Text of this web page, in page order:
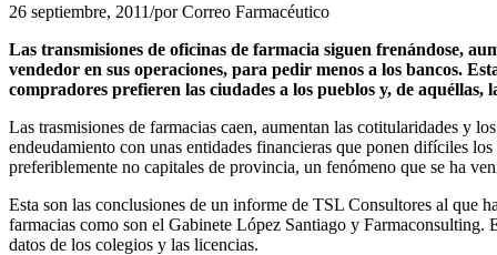
26 septiembre, 2011/porCorreo Farmacéutico
Las transmisiones de oficinas de farmacia siguen frenándose,
vendedor en sus operaciones, para pedir menos a los bancos.
compradores prefieren las ciudades a los pueblos y, de aquéllas,
Las trasmisiones de farmacias caen, aumentan las cotitularidades y
endeudamiento con unas entidades financieras que ponen difíciles
preferiblemente no capitales de provincia, un fenómeno que se ha
Esta son las conclusiones de un informe de TSL Consultores al que
farmacias como son el Gabinete López Santiago y Farmaconsulting.
datos de los colegios y las licencias.